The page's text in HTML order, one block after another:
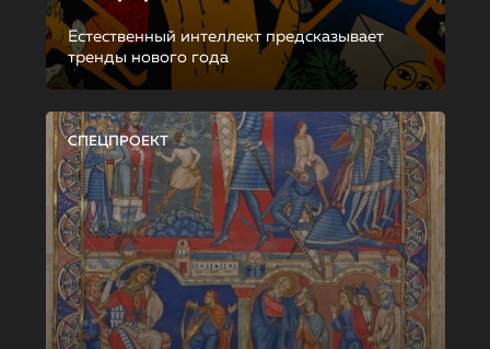
Естественный интеллект предсказывает
тренды нового года
СПЕЦПРОЕКТ